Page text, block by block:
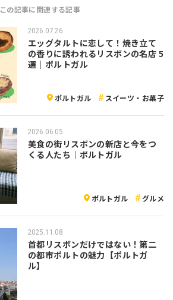
この記事に関連する記事
2026.07.26
エッグタルトに恋して！焼き立て
の香りに誘われるリスボンの名店 5
選｜ポルトガル
ポルトガル スイーツ・お菓子
2026.06.05
美食の街リスボンの新店と今をつ
くる人たち｜ポルトガル
ポルトガル グルメ
2025.11.08
首都リスボンだけではない！第二
の都市ポルトの魅力【ポルトガ
ル】